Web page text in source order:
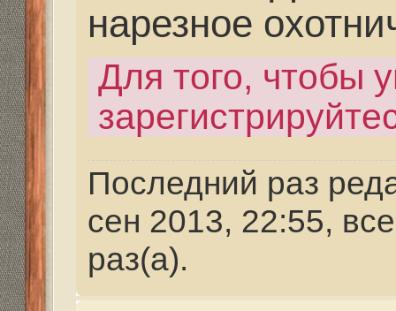
Re: Как и где купить
Дальнобойное-
partizan» 23 фев 2021,
Mikhalich писал(а):
Сейчас подыскиваю
разработки нового